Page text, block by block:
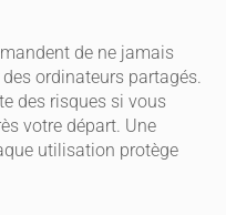
de ne jamais
ordinateurs partagés.
des risques si vous
votre départ. Une
utilisation protège